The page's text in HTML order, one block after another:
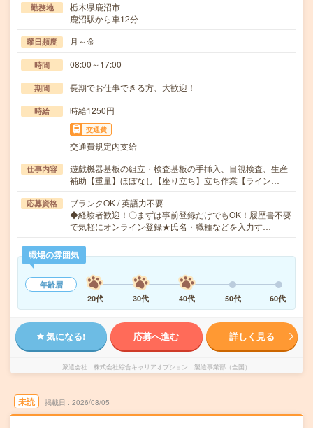
勤務地
栃木県鹿沼市
鹿沼駅から車12分
曜日頻度 月～金
時間 08:00～17:00
期間 長期でお仕事できる方、大歓迎！
時給 時給1250円
交通費
交通費規定内支給
仕事内容
遊戯機器基板の組立・検査基板の手挿入、目視検査、生産
補助【重量】ほぼなし【座り立ち】立ち作業【ライン…
応募資格
ブランクOK / 英語力不要
◆経験者歓迎！〇まずは事前登録だけでもOK！履歴書不要
で気軽にオンライン登録★氏名・職種などを入力す…
職場の雰囲気
年齢層
20代
30代 40代 50代 60代
気になる! 応募へ進む 詳しく見る
派遣会社 株式会社綜合キャリアオプション 製造事業部（全国）
未読 掲載日 2026/08/05